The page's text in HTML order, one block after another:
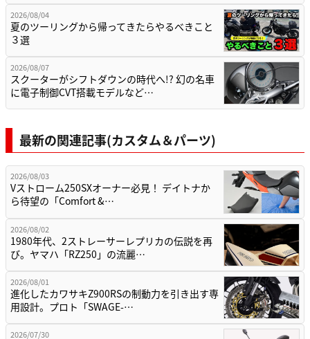
2026/08/04
夏のツーリングから帰ってきたらやるべきこと
３選
2026/08/07
スクーターがシフトダウンの時代へ!? 幻の名車
に電子制御CVT搭載モデルなど…
最新の関連記事(カスタム＆パーツ)
2026/08/03
Vストローム250SXオーナー必見！ デイトナか
ら待望の「Comfort &…
2026/08/02
1980年代、2ストレーサーレプリカの伝説を再
び。ヤマハ「RZ250」の流麗…
2026/08/01
進化したカワサキZ900RSの制動力を引き出す専
用設計。プロト「SWAGE-…
2026/07/30